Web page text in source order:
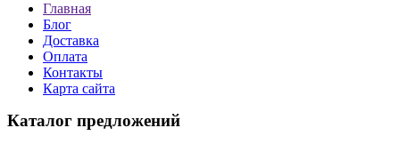
Главная
Блог
Доставка
Оплата
Контакты
Карта сайта
Каталог предложений